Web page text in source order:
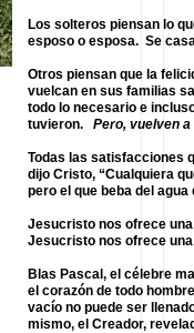
Los solteros piensan lo
esposo o esposa. Se
Otros piensan que la
vuelcan en sus familias
todo lo necesario e
tuvieron. Pero, vuelven
Todas las satisfacciones
dijo Cristo, “Cualquiera
pero el que beba del
Jesucristo nos ofrece
Jesucristo nos ofrece
Blas Pascal, el célebre
el corazón de todo
vacío no puede ser
mismo, el Creador,